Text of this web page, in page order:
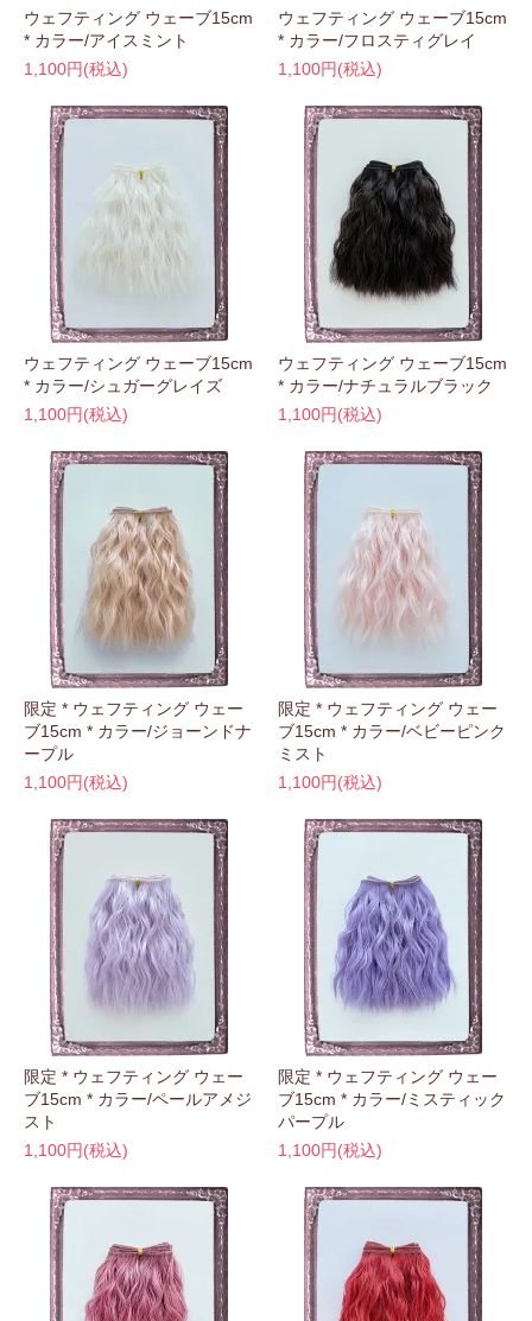
ウェフティング ウェーブ15cm
* カラー/アイスミント
1,100円(税込)
ウェフティング ウェーブ15cm
* カラー/フロスティグレイ
1,100円(税込)
ウェフティング ウェーブ15cm
* カラー/シュガーグレイズ
1,100円(税込)
ウェフティング ウェーブ15cm
* カラー/ナチュラルブラック
1,100円(税込)
限定 * ウェフティング ウェー
ブ15cm * カラー/ジョーンドナ
ープル
1,100円(税込)
限定 * ウェフティング ウェー
ブ15cm * カラー/ベビーピンク
ミスト
1,100円(税込)
限定 * ウェフティング ウェー
ブ15cm * カラー/ペールアメジ
スト
1,100円(税込)
限定 * ウェフティング ウェー
ブ15cm * カラー/ミスティック
パープル
1,100円(税込)